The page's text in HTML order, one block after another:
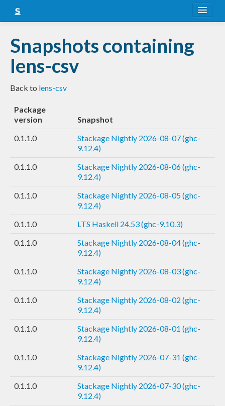
Snapshots
LTS
Nightly
FAQ
Snapshots containing
lens-csv
Back to lens-csv
Package
version
Snapshot
0.1.1.0
Stackage Nightly 2026-08-07 (ghc-
9.12.4)
0.1.1.0
Stackage Nightly 2026-08-06 (ghc-
9.12.4)
0.1.1.0
Stackage Nightly 2026-08-05 (ghc-
9.12.4)
0.1.1.0
LTS Haskell 24.53 (ghc-9.10.3)
0.1.1.0
Stackage Nightly 2026-08-04 (ghc-
9.12.4)
0.1.1.0
Stackage Nightly 2026-08-03 (ghc-
9.12.4)
0.1.1.0
Stackage Nightly 2026-08-02 (ghc-
9.12.4)
0.1.1.0
Stackage Nightly 2026-08-01 (ghc-
9.12.4)
0.1.1.0
Stackage Nightly 2026-07-31 (ghc-
9.12.4)
0.1.1.0
Stackage Nightly 2026-07-30 (ghc-
9.12.4)